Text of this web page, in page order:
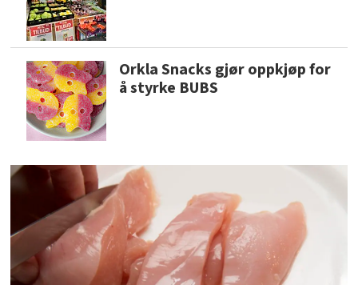
Orkla Snacks gjør oppkjøp for
å styrke BUBS